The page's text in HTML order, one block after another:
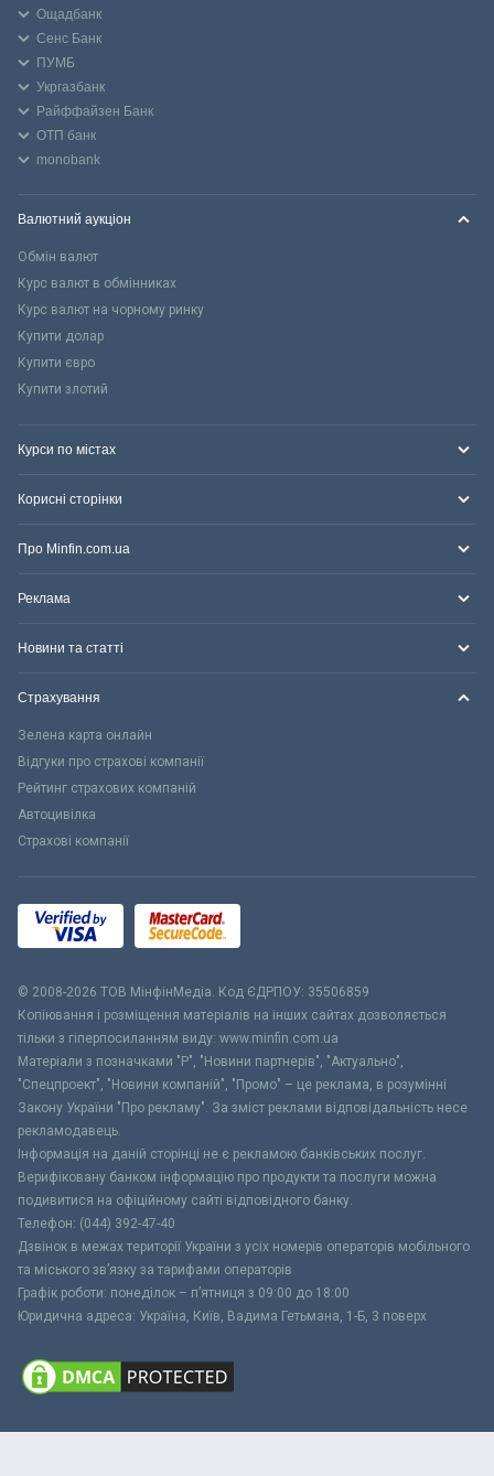
Ощадбанк
Сенс Банк
ПУМБ
Укргазбанк
Райффайзен Банк
ОТП банк
monobank
Валютний аукціон
Обмін валют
Курс валют в обмінниках
Курс валют на чорному ринку
Купити долар
Купити євро
Купити злотий
Курси по містах
Корисні сторінки
Про Minfin.com.ua
Реклама
Новини та статті
Страхування
Зелена карта онлайн
Відгуки про страхові компанії
Рейтинг страхових компаній
Автоцивілка
Страхові компанії
© 2008-2026 ТОВ МiнфiнМедiа. Код ЄДРПОУ: 35506859
Копіювання і розміщення матеріалів на інших сайтах дозволяється
тільки з гіперпосиланням виду: www.minfin.com.ua
Матеріали з позначками "Р", "Новини партнерів", "Актуально",
"Спецпроект", "Новини компаній", "Промо" – це реклама, в розумінні
Закону України "Про рекламу". За зміст реклами відповідальність несе
рекламодавець.
Інформація на даній сторінці не є рекламою банківських послуг.
Верифіковану банком інформацію про продукти та послуги можна
подивитися на офіційному сайті відповідного банку.
Телефон: (044) 392-47-40
Дзвінок в межах території України з усіх номерів операторів мобільного
та міського зв’язку за тарифами операторів
Графік роботи: понеділок – п’ятниця з 09:00 до 18:00
Юридична адреса: Україна, Київ, Вадима Гетьмана, 1-Б, 3 поверх